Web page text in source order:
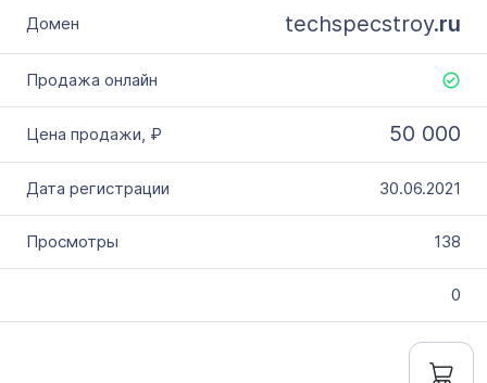
techspecstroy.ru
50 000
30.06.2021
138
0